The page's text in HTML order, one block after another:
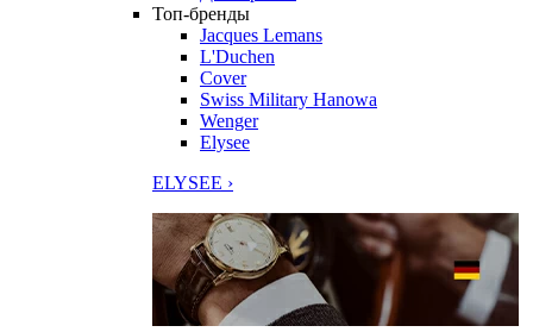
Топ-бренды
Jacques Lemans
L'Duchen
Cover
Swiss Military Hanowa
Wenger
Elysee
ELYSEE ›